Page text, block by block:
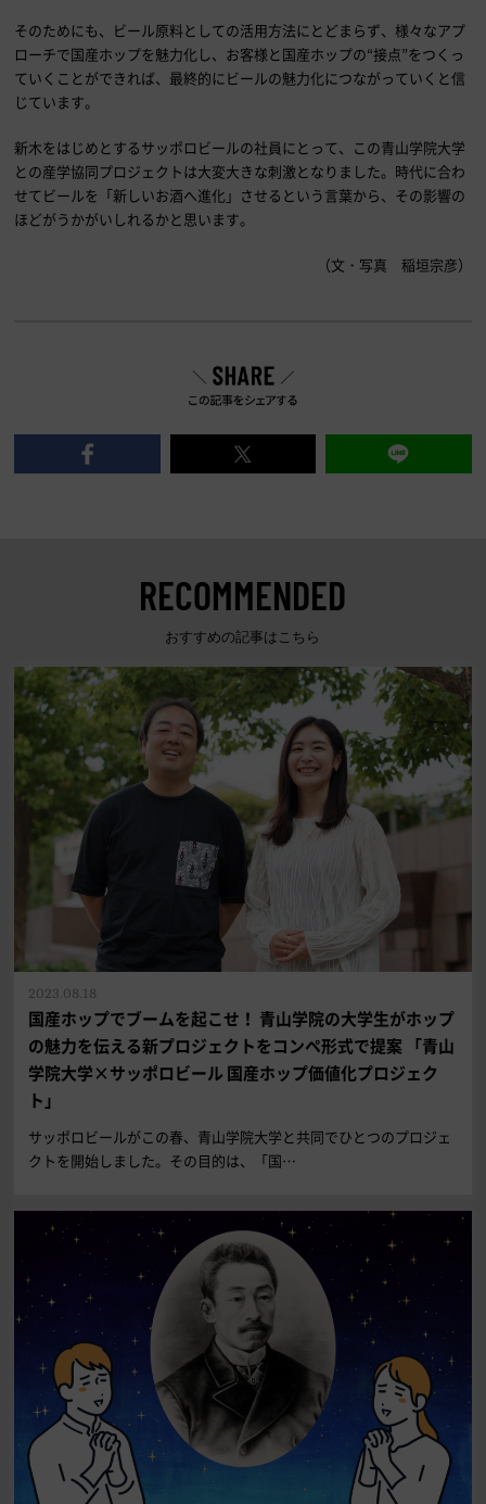
そのためにも、ビール原料としての活用方法にとどまらず、様々なアプ
ローチで国産ホップを魅力化し、お客様と国産ホップの“接点”をつくっ
ていくことができれば、最終的にビールの魅力化につながっていくと信
じています。
新木をはじめとするサッポロビールの社員にとって、この青山学院大学
との産学協同プロジェクトは大変大きな刺激となりました。時代に合わ
せてビールを「新しいお酒へ進化」させるという言葉から、その影響の
ほどがうかがいしれるかと思います。
（文・写真 稲垣宗彦）
RECOMMENDED
おすすめの記事はこちら
国産ホップでブームを起こせ！ 青山学院の大学生がホップ
の魅力を伝える新プロジェクトをコンペ形式で提案 「青山
学院大学×サッポロビール 国産ホップ価値化プロジェク
ト」
2023.08.18
サッポロビールがこの春、青山学院大学と共同でひとつのプロジェ
クトを開始しました。その目的は、「国…